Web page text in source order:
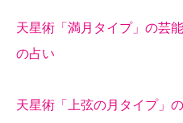
天星術「満月タイプ」の芸
の占い
天星術「上弦の月タイプ」